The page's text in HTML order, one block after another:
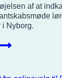
af at
i Nyborg.